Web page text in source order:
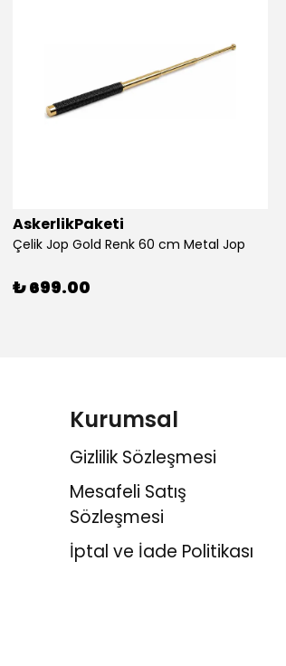
AskerlikPaketi
Çelik Jop Gold Renk 60 cm Metal Jop
₺ 699.00
Kurumsal
Gizlilik Sözleşmesi
Mesafeli Satış
Sözleşmesi
İptal ve İade Politikası